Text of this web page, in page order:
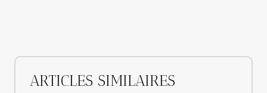
ARTICLES SIMILAIRES